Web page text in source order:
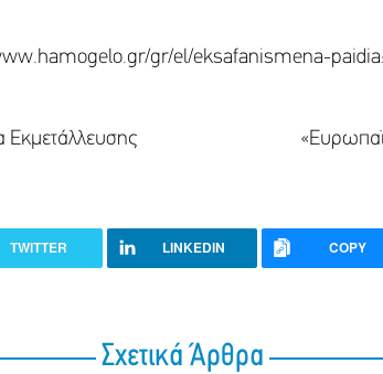
gr/el/eksafanismena-
Θύματα Εκμετάλλευσης «Ευρωπαϊκή
TWITTER LINKEDIN COPY
Σχετικά Άρθρα